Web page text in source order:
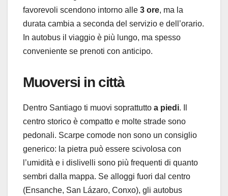
favorevoli scendono intorno alle 3 ore, ma la
durata cambia a seconda del servizio e dell’orario.
In autobus il viaggio è più lungo, ma spesso
conveniente se prenoti con anticipo.
Muoversi in città
Dentro Santiago ti muovi soprattutto a piedi. Il
centro storico è compatto e molte strade sono
pedonali. Scarpe comode non sono un consiglio
generico: la pietra può essere scivolosa con
l’umidità e i dislivelli sono più frequenti di quanto
sembri dalla mappa. Se alloggi fuori dal centro
(Ensanche, San Lázaro, Conxo), gli autobus